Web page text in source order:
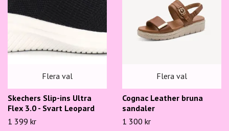
Flera val
Skechers Slip-ins Ultra
Flex 3.0 - Svart Leopard
1 399 kr
Flera val
Cognac Leather bruna
sandaler
1 300 kr